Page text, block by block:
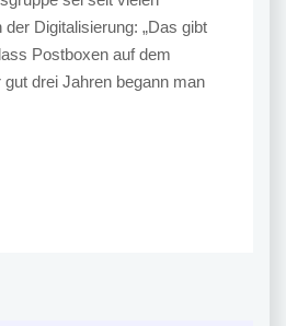
Digitalisierung: „Das gibt
Postboxen auf dem
gut drei Jahren begann man